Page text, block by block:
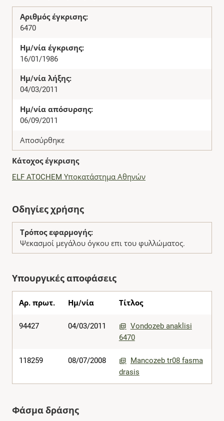
Αριθμός έγκρισης:
6470
Ημ/νία έγκρισης:
16/01/1986
Ημ/νία λήξης:
04/03/2011
Ημ/νία απόσυρσης:
06/09/2011
Αποσύρθηκε
Κάτοχος έγκρισης
ELF ATOCHEM Υποκατάστημα Αθηνών
Οδηγίες χρήσης
Τρόπος εφαρμογής:
Ψεκασμοί μεγάλου όγκου επι του φυλλώματος.
Υπουργικές αποφάσεις
Αρ. πρωτ. Ημ/νία Τίτλος
94427 04/03/2011
Vondozeb anaklisi
6470
118259 08/07/2008
Mancozeb tr08 fasma
drasis
Φάσμα δράσης